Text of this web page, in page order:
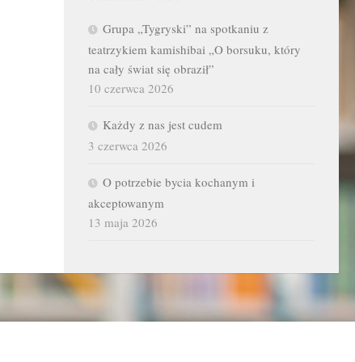
Grupa „Tygryski” na spotkaniu z
teatrzykiem kamishibai „O borsuku, który
na cały świat się obraził”
10 czerwca 2026
Każdy z nas jest cudem
3 czerwca 2026
O potrzebie bycia kochanym i
akceptowanym
13 maja 2026